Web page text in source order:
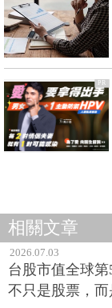
PR
相關文章
2026.07.03
台股市值全球
不只是股票，